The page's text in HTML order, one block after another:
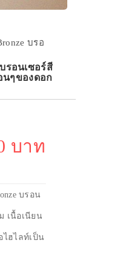
บรอ
รอนเซอร์สี
นๆของดอก
บาท
บรอน
เนื้อเนียน
ฮไลท์เป็น